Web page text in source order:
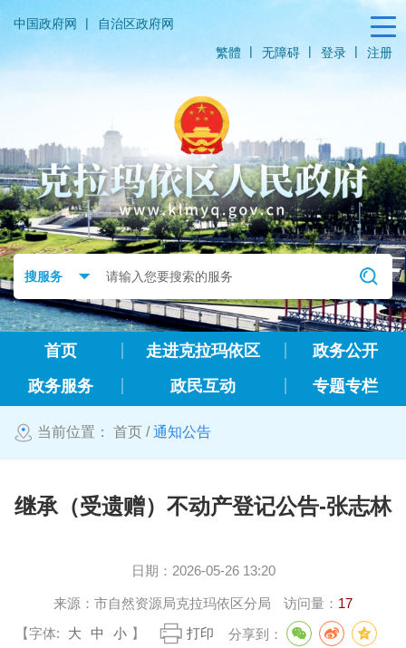
中国政府网 |
自治区政府网
繁體
| 无障碍 | 登录 | 注册
首页 走进克拉玛依区
政务公开
政务服务
政民互动 专题专栏
当前位置： 首页 /通知公告
继承（受遗赠）不动产登记公告-张志林
日期： 2026-05-26 13:20
来源： 市自然资源局克拉玛依区分局 访问量： 17
【字体:
大 中 小 】 打印 分享到：